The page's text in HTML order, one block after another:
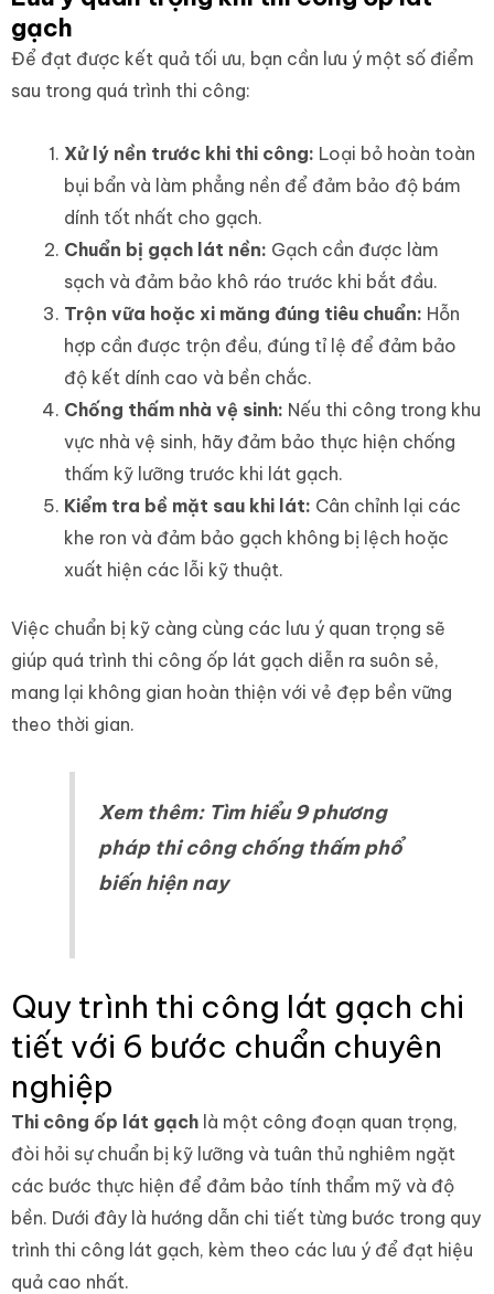
gạch
Để đạt được kết quả tối ưu, bạn cần lưu ý một số điểm
sau trong quá trình thi công:
Xử lý nền trước khi thi công: Loại bỏ hoàn toàn
bụi bẩn và làm phẳng nền để đảm bảo độ bám
dính tốt nhất cho gạch.
Chuẩn bị gạch lát nền: Gạch cần được làm
sạch và đảm bảo khô ráo trước khi bắt đầu.
Trộn vữa hoặc xi măng đúng tiêu chuẩn: Hỗn
hợp cần được trộn đều, đúng tỉ lệ để đảm bảo
độ kết dính cao và bền chắc.
Chống thấm nhà vệ sinh: Nếu thi công trong khu
vực nhà vệ sinh, hãy đảm bảo thực hiện chống
thấm kỹ lưỡng trước khi lát gạch.
Kiểm tra bề mặt sau khi lát: Cân chỉnh lại các
khe ron và đảm bảo gạch không bị lệch hoặc
xuất hiện các lỗi kỹ thuật.
Việc chuẩn bị kỹ càng cùng các lưu ý quan trọng sẽ
giúp quá trình thi công ốp lát gạch diễn ra suôn sẻ,
mang lại không gian hoàn thiện với vẻ đẹp bền vững
theo thời gian.
Xem thêm: Tìm hiểu 9 phương
pháp thi công chống thấm phổ
biến hiện nay
Quy trình thi công lát gạch chi
tiết với 6 bước chuẩn chuyên
nghiệp
Thi công ốp lát gạch là một công đoạn quan trọng,
đòi hỏi sự chuẩn bị kỹ lưỡng và tuân thủ nghiêm ngặt
các bước thực hiện để đảm bảo tính thẩm mỹ và độ
bền. Dưới đây là hướng dẫn chi tiết từng bước trong quy
trình thi công lát gạch, kèm theo các lưu ý để đạt hiệu
quả cao nhất.